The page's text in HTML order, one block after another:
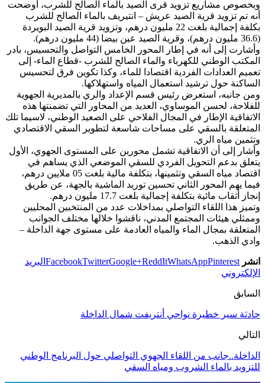
وبخصوص مشاريع تزويد قرى الصيد بالماء الصالح للشرب، أوضحت
أنه تم تزويد قرية الصيد عريش – انتيريف بالماء الصالح للشرب
بكلفة إجمالية بلغت 22 مليون درهم، وتزويد قرية الصيد البويردة
(36.6 مليون درهم)، وقرية الصيد عين بيضا (44 مليون درهم).
وأشارت إلى أنه في إطار المحور الخامس التواصل والتحسيس، بادر
المكتب الوطني للكهرباء والماء الصالح للشرب -قطاع الماء- إلى
تعميم العدادات الفردية اقتصادا للماء، وكذا تكوين فرق لتحسيس
الساكنة حول ترشيد استعمال المياه واستهلاكها.
ومن جانبه، استعرض رئيس قسم الإعداد والري بالمديرية الجهوية
للفلاحة، لحسن الموساوي، العديد من المحاور التي تضمنتها هذه
الاتفاقية الإطار في المجال الفلاحي على الصعيد الوطني، لاسيما تلك
المتعلقة بالسقي على مساحات شاسعة لتطوير السقي الاقتصادي
وتثمين مياه الري.
وأشار إلى أن الاتفاقية تشمل محورين على المستوى الجهوي، الأول
يتعلق بدعم التحويل الفردي للسقي الموضعي الذي يساهم في
اقتصاد مياه السقي وتثمينها، بتكلفة مالية بلغت 05 ملايين درهم،
فيما يهم المحور الثاني تحسين توريد الماشية بالجهة، عن طريق
إنجاز أثقاب مائية بتكلفة إجمالية بلغت 17.7 مليون درهم.
وتميز هذا اللقاء التواصلي بمداخلات عدد من المنتخبين المحليين
وممثلي هيئات المجتمع المدني، ناقشوا خلالها مختلف الجوانب
المتعلقة بمجال الماء والمياه العادمة على مستوى جهة الداخلة –
وادي الذهب.
انشر FacebookTwitterGoogle+ReddItWhatsAppPinterest
البريد
الإلكتروني
السابق
حادثة سير خطيرة نواحي أنتريفت شمال الداخلة
التالي
الداخلة..جانب من اللقاء الجهوي التواصلي حول البرنامج الوطني
للتزويد بالماء الشروب ومياه السقي